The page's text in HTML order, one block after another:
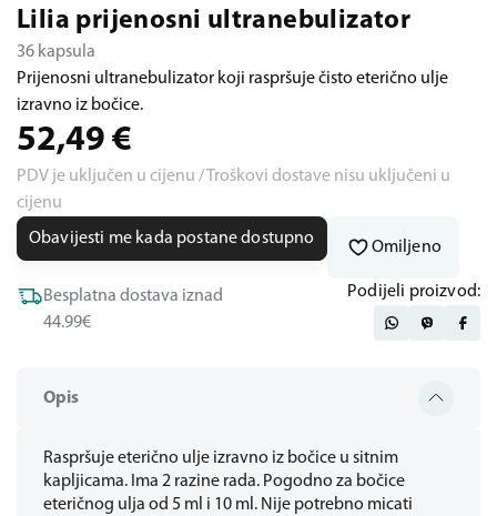
Opis
Raspršuje eterično ulje izravno iz bočice u sitnim
kapljicama. Ima 2 razine rada. Pogodno za bočice
eteričnog ulja od 5 ml i 10 ml. Nije potrebno micati
Lilia prijenosni ultranebulizator
36 kapsula
Prijenosni ultranebulizator koji raspršuje čisto eterično ulje
izravno iz bočice.
52,49 €
PDV je uključen u cijenu / Troškovi dostave nisu uključeni u
cijenu
Obavijesti me kada postane dostupno
Omiljeno
Besplatna dostava iznad
44.99€
Podijeli proizvod: